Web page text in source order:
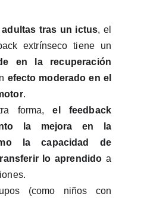
adultas tras un ictus, el
extrínseco tiene un
en la recuperación
efecto moderado en el
.
forma,el feedback
la mejora en la
la capacidad de
lo aprendido a
(como niños con